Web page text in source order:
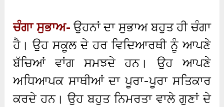
ਚੰਗਾ ਸੁਭਾਅ- ਉਹਨਾਂ ਦਾ ਸੁਭਾਅ ਬਹੁਤ ਹੀ ਚੰਗਾ
ਹੈ। ਉਹ ਸਕੂਲ ਦੇ ਹਰ ਵਿਦਿਆਰਥੀ ਨੂੰ ਆਪਣੇ
ਬੱਚਿਆਂ ਵਾਂਗ ਸਮਝਦੇ ਹਨ। ਉਹ ਆਪਣੇ
ਅਧਿਆਪਕ ਸਾਥੀਆਂ ਦਾ ਪੂਰਾ-ਪੂਰਾ ਸਤਿਕਾਰ
ਕਰਦੇ ਹਨ। ਉਹ ਬਹੁਤ ਨਿਮਰਤਾ ਵਾਲੇ ਗੁਣਾਂ ਦੇ